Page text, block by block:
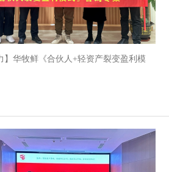
】华牧鲜《合伙人+轻资产裂变盈利模